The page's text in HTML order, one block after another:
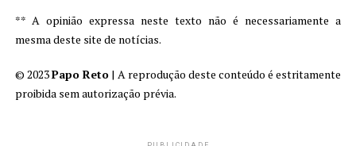
** A opinião expressa neste texto não é necessariamente a
mesma deste site de notícias.
© 2023Papo Reto | A reprodução deste conteúdo é estritamente
proibida sem autorização prévia.